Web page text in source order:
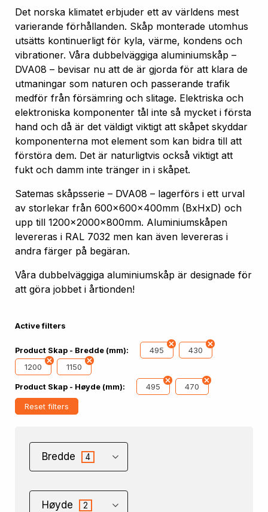
Det norska klimatet erbjuder ett av världens mest
varierande förhållanden. Skåp monterade utomhus
utsätts kontinuerligt för kyla, värme, kondens och
vibrationer. Våra dubbelväggiga aluminiumskåp –
DVA08 – bevisar nu att de är gjorda för att klara de
utmaningar som naturen och passerande trafik
medför från försämring och slitage. Elektriska och
elektroniska komponenter tål inte så mycket i första
hand och då är det väldigt viktigt att skåpet skyddar
komponenterna mot element som kan bidra till att
förstöra dem. Det är naturligtvis också viktigt att
fukt och damm inte tränger in i skåpet.
Satemas skåpsserie – DVA08 – lagerförs i ett urval
av storlekar från 600x600x400mm (BxHxD) och
upp till 1200x2000x800mm. Aluminiumskåpen
levereras i RAL 7032 men kan även levereras i
andra färger på begäran.
Våra dubbelväggiga aluminiumskåp är designade för
att göra jobbet i årtionden!
Active filters
Product Skap - Bredde (mm): 495
430
1200
1150
Product Skap - Høyde (mm): 495 470
Reset filters
Bredde 4
Høyde 2